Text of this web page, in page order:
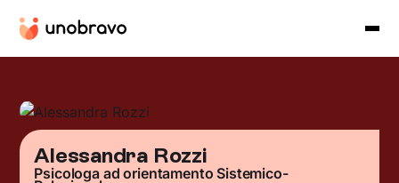
Alessandra Rozzi
Psicologa ad orientamento Sistemico-